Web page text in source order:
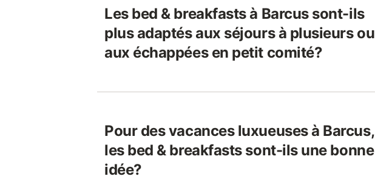
Les bed & breakfasts à Barcus sont-ils
plus adaptés aux séjours à plusieurs ou
aux échappées en petit comité?
Pour des vacances luxueuses à Barcus,
les bed & breakfasts sont-ils une bonne
idée?